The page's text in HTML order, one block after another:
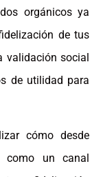
orgánicos ya
de tus
validación social
de utilidad para
cómo desde
como un canal